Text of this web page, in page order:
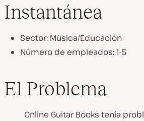
Instantánea
Sector: Música/Educación
Número de empleados: 1-5
El Problema
Online Guitar Books tenía